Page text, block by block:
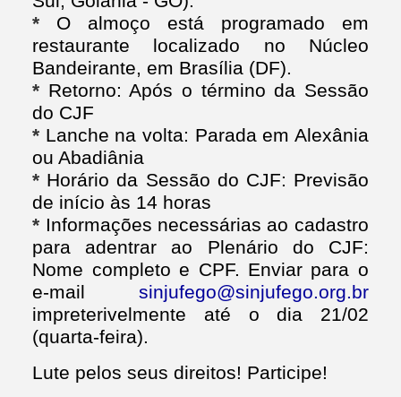
* O almoço está programado em
restaurante localizado no Núcleo
Bandeirante, em Brasília (DF).
* Retorno: Após o término da Sessão
do CJF
* Lanche na volta: Parada em Alexânia
ou Abadiânia
* Horário da Sessão do CJF: Previsão
de início às 14 horas
* Informações necessárias ao cadastro
para adentrar ao Plenário do CJF:
Nome completo e CPF. Enviar para o
e-mail sinjufego@sinjufego.org.br
impreterivelmente até o dia 21/02
(quarta-feira).
Lute pelos seus direitos! Participe!